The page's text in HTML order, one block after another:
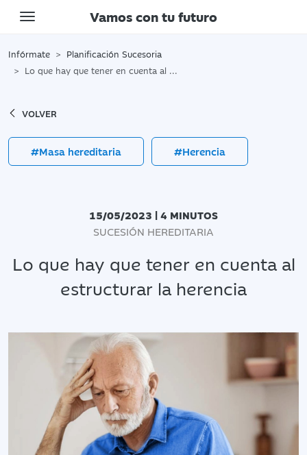
Toggle navigation
Vamos con tu futuro
Infórmate
Planificación Sucesoria
Lo que hay que tener en cuenta al estructurar la herencia
VOLVER
#Masa hereditaria #Herencia
15/05/2023 | 4 MINUTOS
SUCESIÓN HEREDITARIA
Lo que hay que tener en cuenta al
estructurar la herencia